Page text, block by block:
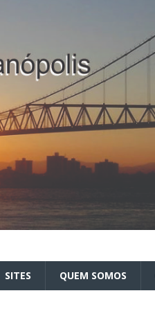
SITES QUEM SOMOS